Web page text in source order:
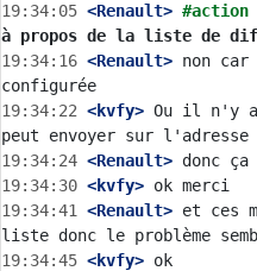
19:34:05 <Renault> #action
à propos de la liste de
19:34:16 <Renault> non
19:34:22 <kvfy> Ou il n'y a
19:34:24 <Renault>
19:34:30 <kvfy>
19:34:41
<Renault> et ces
19:34:45 <kvfy>